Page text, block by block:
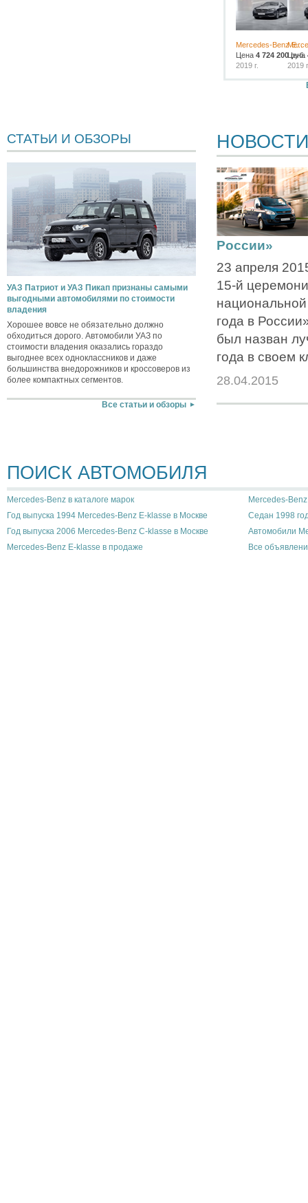
Mercedes-Benz E...
Цена 4 724 200 руб.
2019 г.
Цена
2019
СТАТЬИ И ОБЗОРЫ
УАЗ Патриот и УАЗ Пикап признаны самыми
выгодными автомобилями по стоимости
владения
Хорошее вовсе не обязательно должно
обходиться дорого. Автомобили УАЗ по
стоимости владения оказались гораздо
выгоднее всех одноклассников и даже
большинства внедорожников и кроссоверов из
более компактных сегментов.
Все статьи и обзоры
НОВОСТИ
России»
23 апреля
15-й
года в
был назван
года в своем
28.04.2015
ПОИСК АВТОМОБИЛЯ
Mercedes-Benz в каталоге марок
Mercedes-
Год выпуска 1994 Mercedes-Benz E-klasse в Москве
Седан 1998
Год выпуска 2006 Mercedes-Benz C-klasse в Москве
Автомобили
Mercedes-Benz E-klasse в продаже
Все